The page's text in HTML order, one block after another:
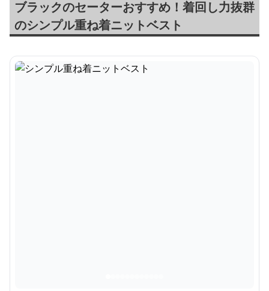
ブラックのセーターおすすめ！着回し力抜群
のシンプル重ね着ニットベスト